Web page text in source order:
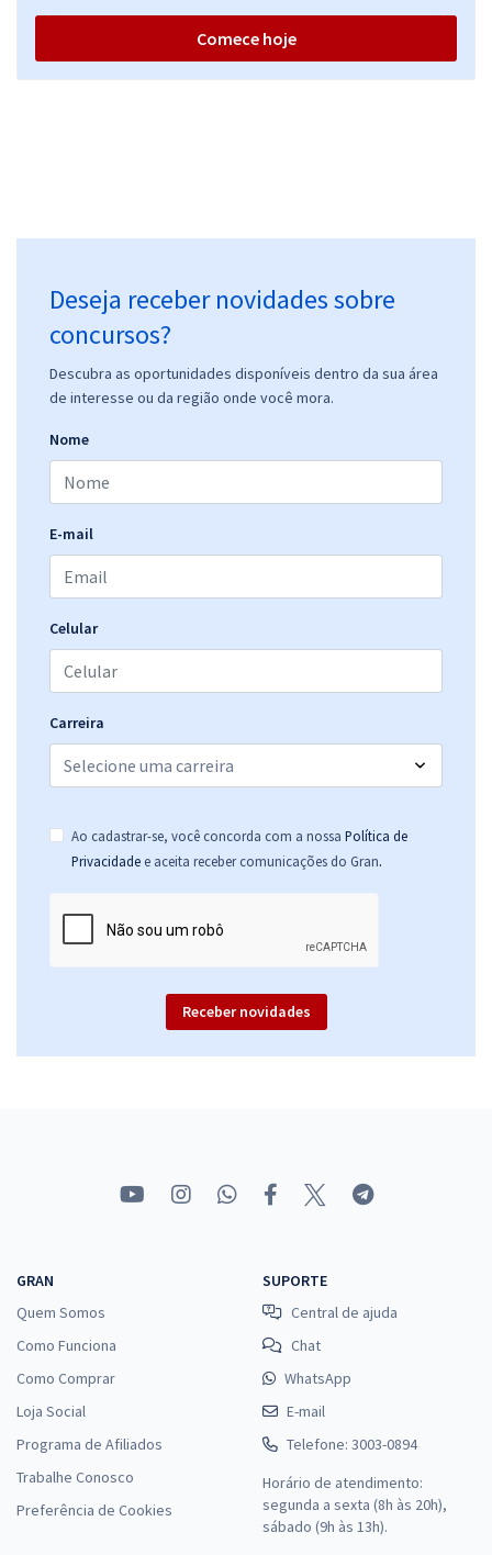
Comece hoje
Deseja receber novidades sobre
concursos?
Descubra as oportunidades disponíveis dentro da sua área
de interesse ou da região onde você mora.
Nome
E-mail
Celular
Carreira
Ao cadastrar-se, você concorda com a nossa Política de
Privacidade e aceita receber comunicações do Gran.
Receber novidades
GRAN
Quem Somos
Como Funciona
Como Comprar
Loja Social
Programa de Afiliados
Trabalhe Conosco
Preferência de Cookies
SUPORTE
Central de ajuda
Chat
WhatsApp
E-mail
Telefone: 3003-0894
Horário de atendimento:
segunda a sexta (8h às 20h),
sábado (9h às 13h).